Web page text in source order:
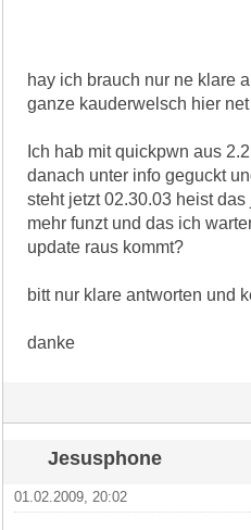
hay ich brauch nur ne klare
ganze kauderwelsch hier
Ich hab mit quickpwn aus
danach unter info geguckt
steht jetzt 02.30.03 heist
mehr funzt und das ich
update raus kommt?
bitt nur klare antworten und
danke
Jesusphone
01.02.2009, 20:02